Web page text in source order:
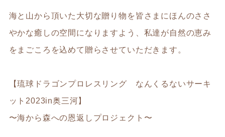
海と山から頂いた大切な贈り物を皆さまにほんのささ
やかな癒しの空間になりますよう、私達が自然の恵み
をまごころを込めて贈らさせていただきます。
【琉球ドラゴンプロレスリング なんくるないサーキ
ット2023in奥三河】
〜海から森への恩返しプロジェクト〜